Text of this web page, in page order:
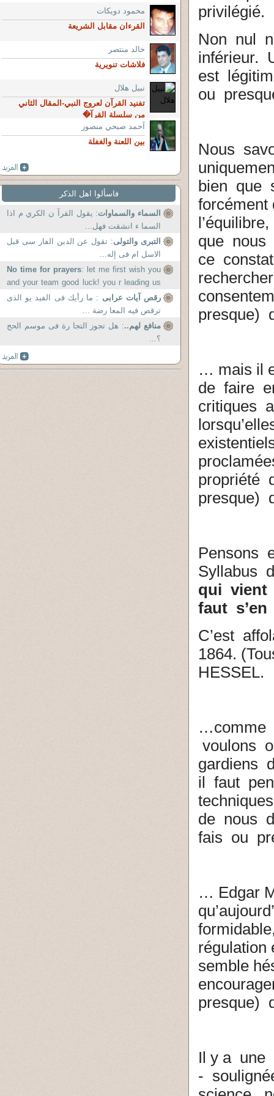
privilégié.
Non nul
inférieur.
est
ou
Nous
bien que
que nous
ce
presque)
… mais il
de faire
critiques
propriété
presque)
Pensons
Syllabus
qui vient
faut
C’est
1864.
HESSEL.
…comme
voulons
gardiens
il faut
de nous
fais ou
… Edgar
régulation
semble
presque)
Il y a une
-
محمود دويكات
القرءان مقابل الشريعة
خالد منتصر
فلاشات تنويرية
نبيل هلال
تفنيد القرآن لعروج النبي-المقال الثاني
من سلسلة القرآ�
آحمد صبحي منصور
بين اللعنة والغفلة
فاسألوا اهل الذكر
السماء والسماوات: يقول القرآ ن الكري م اذا
السما ء انشقت فهل...
التبرى والتولى: تقول عن الدين الفار سى قبل
الاسل ام فى إله...
No time for prayers: let me first wish you
and your team good luck! you r leading us
to what I pray God every...
رقص آيات عرابى : ما رأيك فى الفيد يو الذى
ترقص فيه المعا رضة ...
منافع لهم..: هل تجوز التجا رة فى موسم الحج
؟...